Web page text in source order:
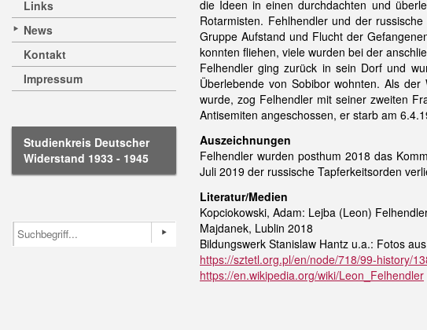
Links
News
Kontakt
Impressum
Studienkreis Deutscher
Widerstand 1933 - 1945
die Ideen in einen durchdachten und
Rotarmisten. Fehlhendler und der
Gruppe Aufstand und Flucht der
konnten fliehen, viele wurden bei der
Felhendler ging zurück in sein Dorf und
Überlebende von Sobibor wohnten. Als
wurde, zog Felhendler mit seiner zweiten
Antisemiten angeschossen, er starb am
Auszeichnungen
Felhendler wurden posthum 2018 das
Juli 2019 der russische Tapferkeitsorden
Literatur/Medien
Kopciokowski, Adam: Lejba (Leon)
Majdanek, Lublin 2018
Bildungswerk Stanislaw Hantz u.a.: Fotos
https://sztetl.org.pl/en/node/718/99-history/
https://en.wikipedia.org/wiki/Leon_Felhendler